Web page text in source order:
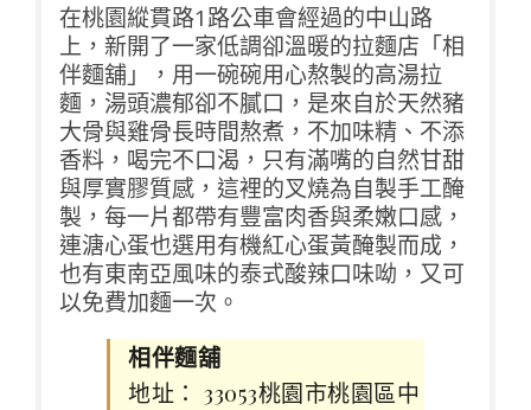
在桃園縱貫路1路公車會經過的中山路
上，新開了一家低調卻溫暖的拉麵店「相
伴麵舖」，用一碗碗用心熬製的高湯拉
麵，湯頭濃郁卻不膩口，是來自於天然豬
大骨與雞骨長時間熬煮，不加味精、不添
香料，喝完不口渴，只有滿嘴的自然甘甜
與厚實膠質感，這裡的叉燒為自製手工醃
製，每一片都帶有豐富肉香與柔嫩口感，
連溏心蛋也選用有機紅心蛋黃醃製而成，
也有東南亞風味的泰式酸辣口味呦，又可
以免費加麵一次。
相伴麵舖
地址： 33053桃園市桃園區中